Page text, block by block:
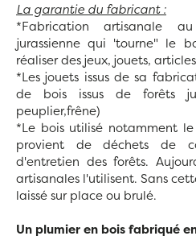
La garantie du fabricant :
*Fabrication artisanale
jurassienne qui 'tourne" le
réaliser des jeux, jouets,
*Les jouets issus de sa
de bois issus de forêts
peuplier,frêne)
*Le bois utilisé notamment
provient de déchets de
d'entretien des forêts.
artisanales l'utilisent. Sans
laissé sur place ou brulé.
Un plumier en bois fabriqué